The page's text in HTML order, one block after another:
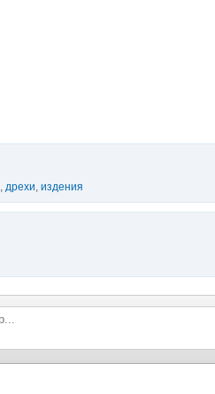
, дрехи, издения